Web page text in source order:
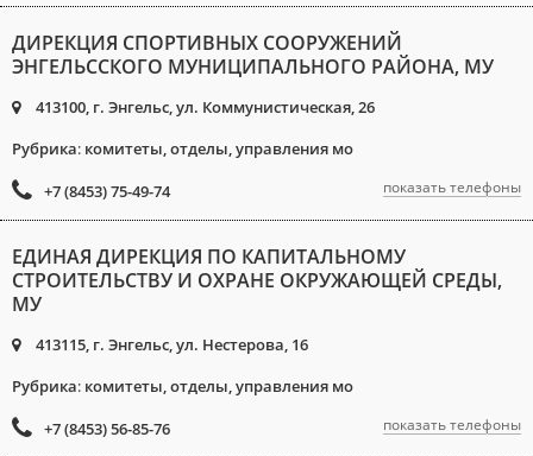
ДИРЕКЦИЯ СПОРТИВНЫХ СООРУЖЕНИЙ
ЭНГЕЛЬССКОГО МУНИЦИПАЛЬНОГО РАЙОНА, МУ
413100, г. Энгельс, ул. Коммунистическая, 26
Рубрика: комитеты, отделы, управления мо
+7 (8453) 75-49-74
показать телефоны
ЕДИНАЯ ДИРЕКЦИЯ ПО КАПИТАЛЬНОМУ
СТРОИТЕЛЬСТВУ И ОХРАНЕ ОКРУЖАЮЩЕЙ СРЕДЫ,
МУ
413115, г. Энгельс, ул. Нестерова, 16
Рубрика: комитеты, отделы, управления мо
+7 (8453) 56-85-76
показать телефоны